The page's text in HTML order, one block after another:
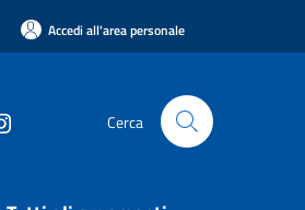
Accedi all'area personale
Cerca